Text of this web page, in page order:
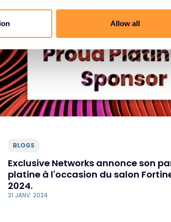
Allow all
BLOGS
Exclusive Networks annonce son
platine à l'occasion du salon
2024.
31 JANV. 2024